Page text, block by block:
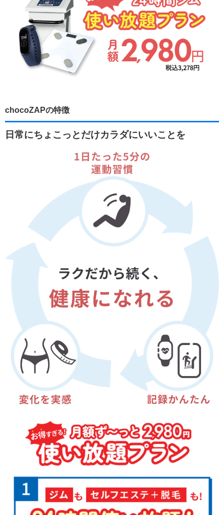
chocoZAPの特徴
日常にちょこっとだけカラダにいいことを